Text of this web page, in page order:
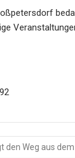
den Weg aus